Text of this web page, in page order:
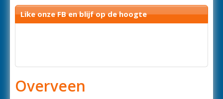
Like onze FB en blijf op de hoogte
Overveen